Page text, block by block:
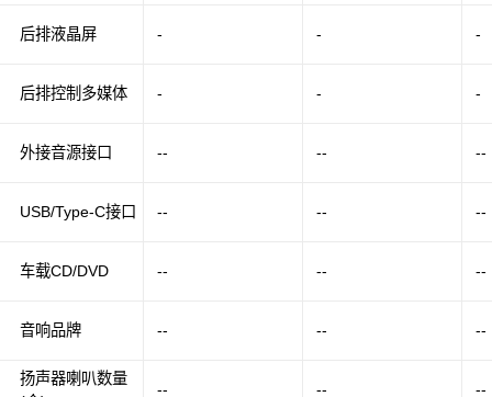
后排液晶屏
后排控制多媒体
外接音源接口
USB/Type-C接口
车载CD/DVD
音响品牌
扬声器喇叭数量
- - -
- - -
-- -- --
-- -- --
-- -- --
-- -- --
-- -- --